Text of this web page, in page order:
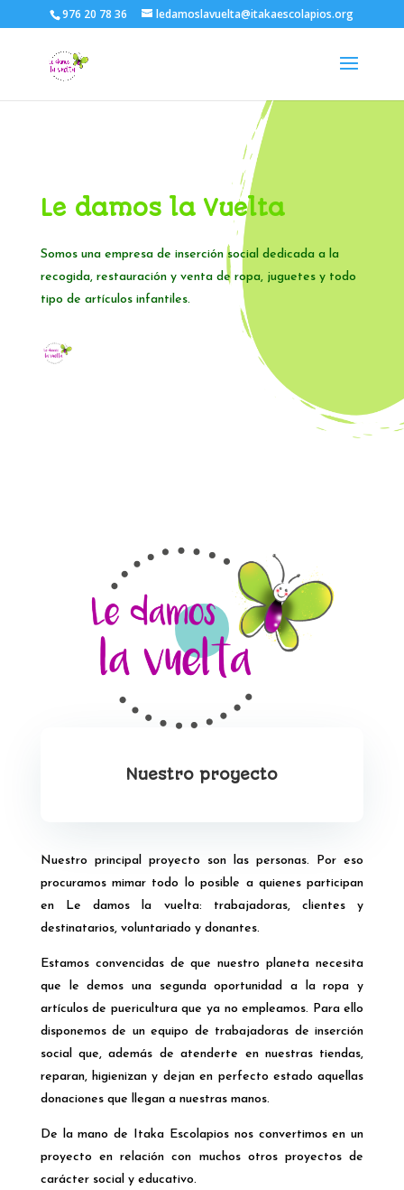
976 20 78 36 ledamoslavuelta@itakaescolapios.org
Le damos la Vuelta
Somos una empresa de inserción social dedicada a la
recogida, restauración y venta de ropa, juguetes y todo
tipo de artículos infantiles.
Nuestro proyecto
Nuestro principal proyecto son las personas. Por eso
procuramos mimar todo lo posible a quienes participan
en Le damos la vuelta: trabajadoras, clientes y
destinatarios, voluntariado y donantes.
Estamos convencidas de que nuestro planeta necesita
que le demos una segunda oportunidad a la ropa y
artículos de puericultura que ya no empleamos. Para ello
disponemos de un equipo de trabajadoras de inserción
social que, además de atenderte en nuestras tiendas,
reparan, higienizan y dejan en perfecto estado aquellas
donaciones que llegan a nuestras manos.
De la mano de Itaka Escolapios nos convertimos en un
proyecto en relación con muchos otros proyectos de
carácter social y educativo.